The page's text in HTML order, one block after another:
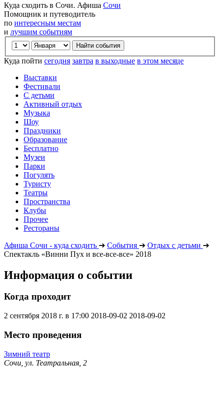
Куда сходить в Сочи. Афиша Сочи
Помощник и путеводитель
по интересным местам
и лучшим событиям
Куда пойти сегодня завтра в выходные в этом месяце
Выставки
Фестивали
С детьми
Активный отдых
Музыка
Шоу
Праздники
Образование
Бесплатно
Музеи
Парки
Погулять
Туристу
Театры
Пространства
Клубы
Прочее
Рестораны
Афиша Сочи - куда сходить ➔ События ➔ Отдых с детьми ➔
Спектакль «Винни Пух и все-все-все» 2018
Информация о событии
Когда проходит
2 сентября 2018 г. в 17:00 2018-09-02 2018-09-02
Место проведения
Зимний театр
Сочи, ул. Театральная, 2